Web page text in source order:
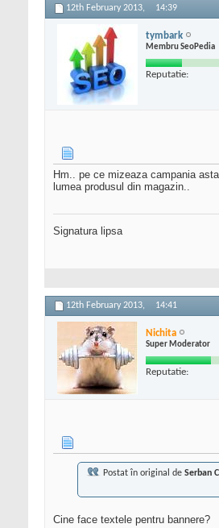
12th February 2013, 14:39
tymbark
Membru SeoPedia
Reputatie:
Hm.. pe ce mizeaza campania
lumea produsul din magazin..
Signatura lipsa
12th February 2013, 14:41
Nichita
Super Moderator
Reputatie:
Postat în original de Serban
Cine face textele pentru bannere?